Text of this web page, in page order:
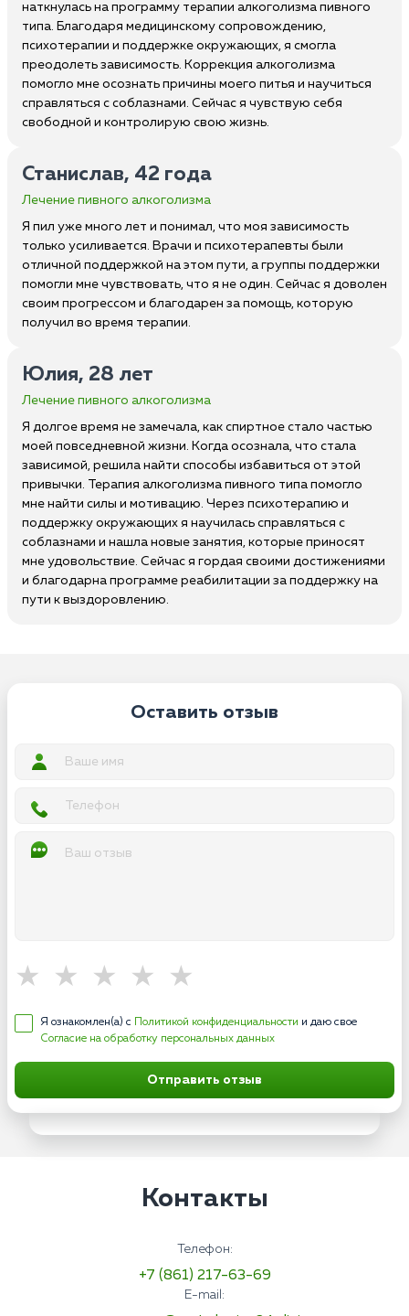
наткнулась на программу терапии алкоголизма пивного
типа. Благодаря медицинскому сопровождению,
психотерапии и поддержке окружающих, я смогла
преодолеть зависимость. Коррекция алкоголизма
помогло мне осознать причины моего питья и научиться
справляться с соблазнами. Сейчас я чувствую себя
свободной и контролирую свою жизнь.
Станислав, 42 года
Лечение пивного алкоголизма
Я пил уже много лет и понимал, что моя зависимость
только усиливается. Врачи и психотерапевты были
отличной поддержкой на этом пути, а группы поддержки
помогли мне чувствовать, что я не один. Сейчас я доволен
своим прогрессом и благодарен за помощь, которую
получил во время терапии.
Юлия, 28 лет
Лечение пивного алкоголизма
Я долгое время не замечала, как спиртное стало частью
моей повседневной жизни. Когда осознала, что стала
зависимой, решила найти способы избавиться от этой
привычки. Терапия алкоголизма пивного типа помогло
мне найти силы и мотивацию. Через психотерапию и
поддержку окружающих я научилась справляться с
соблазнами и нашла новые занятия, которые приносят
мне удовольствие. Сейчас я гордая своими достижениями
и благодарна программе реабилитации за поддержку на
пути к выздоровлению.
Оставить отзыв
Я ознакомлен(а) с Политикой конфиденциальности и даю свое
Согласие на обработку персональных данных
Отправить отзыв
Контакты
Телефон:
+7 (861) 217-63-69
E-mail: